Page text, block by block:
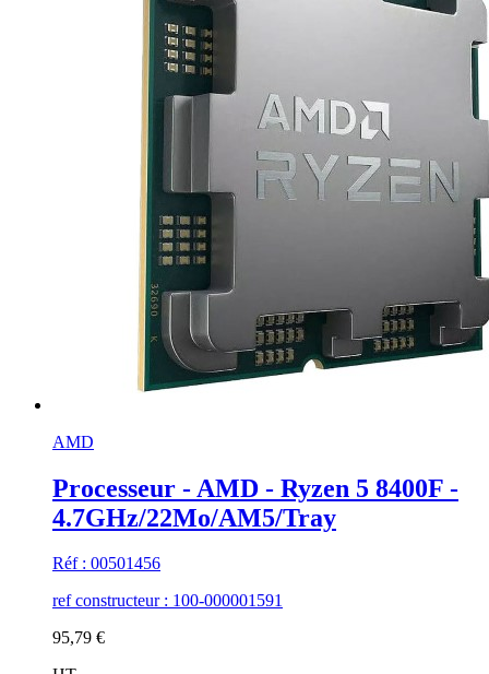
AMD
Processeur - AMD - Ryzen 5 8400F -
4.7GHz/22Mo/AM5/Tray
Réf : 00501456
ref constructeur : 100-000001591
95,79 €